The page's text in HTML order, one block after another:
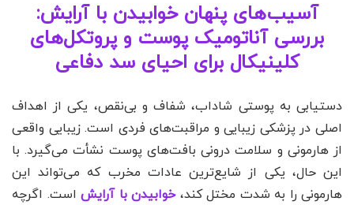
آسیب‌های پنهان خوابیدن با آرایش:
بررسی آناتومیک پوست و پروتکل‌های
کلینیکال برای احیای سد دفاعی
دستیابی به پوستی شاداب، شفاف و بی‌نقص، یکی از اهداف
اصلی در پزشکی زیبایی و مراقبت‌های فردی است. زیبایی واقعی
از هارمونی و سلامت درونی بافت‌های پوست نشأت می‌گیرد. با
این حال، یکی از شایع‌ترین عادات مخرب که می‌تواند این
هارمونی را به شدت مختل کند،خوابیدن با آرایش است. اگرچه